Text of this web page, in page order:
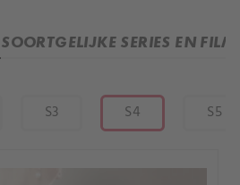
SOORTGELIJKE SERIES EN
S3 S4 S5